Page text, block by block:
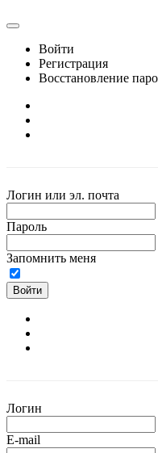
Войти
Регистрация
Восстановление
Логин или эл. почта
Пароль
Запомнить меня
Войти
Логин
E-mail